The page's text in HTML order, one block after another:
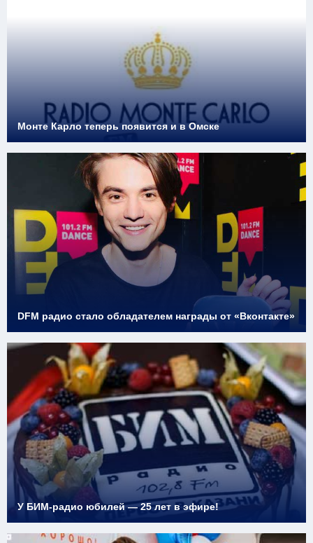
Монте Карло теперь появится и в Омске
DFM радио стало обладателем награды от «Вконтакте»
У БИМ-радио юбилей — 25 лет в эфире!